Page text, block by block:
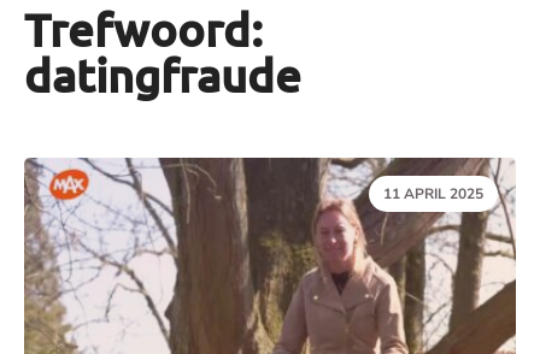
Trefwoord:
datingfraude
DATUM:
11 APRIL 2025